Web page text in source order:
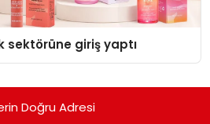
sektörüne giriş yaptı
Doğru Adresi